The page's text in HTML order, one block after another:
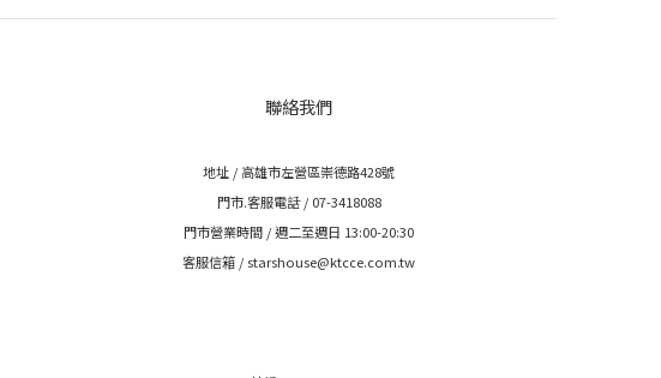
聯絡我們
地址 / 高雄市左營區崇德路428號
門市.客服電話 / 07-3418088
門市營業時間 / 週二至週日 13:00-20:30
客服信箱 / starshouse@ktcce.com.tw